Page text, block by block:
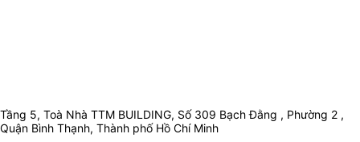
Tầng 5, Toà Nhà TTM BUILDING, Số 309 Bạch Đằng , Phường 2 ,
Quận Bình Thạnh, Thành phố Hồ Chí Minh